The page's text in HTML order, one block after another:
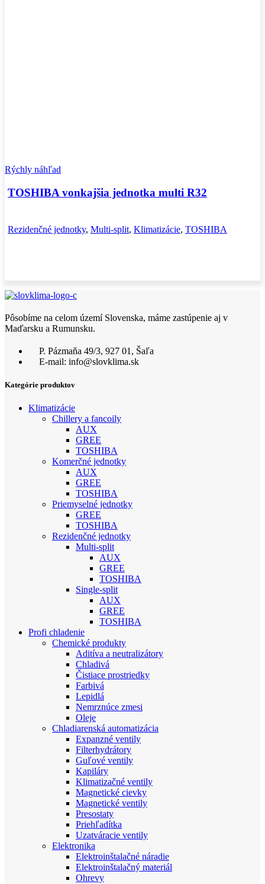
Rýchly náhľad
TOSHIBA vonkajšia jednotka multi R32
Rezidenčné jednotky, Multi-split, Klimatizácie, TOSHIBA
Pôsobíme na celom území Slovenska, máme zastúpenie aj v
Maďarsku a Rumunsku.
P. Pázmaňa 49/3, 927 01, Šaľa
E-mail: info@slovklima.sk
Kategórie produktov
Klimatizácie
Chillery a fancoily
AUX
GREE
TOSHIBA
Komerčné jednotky
AUX
GREE
TOSHIBA
Priemyselné jednotky
GREE
TOSHIBA
Rezidenčné jednotky
Multi-split
AUX
GREE
TOSHIBA
Single-split
AUX
GREE
TOSHIBA
Profi chladenie
Chemické produkty
Aditíva a neutralizátory
Chladivá
Čistiace prostriedky
Farbivá
Lepidlá
Nemrznúce zmesi
Oleje
Chladiarenská automatizácia
Expanzné ventily
Filterhydrátory
Guľové ventily
Kapiláry
Klimatizačné ventily
Magnetické cievky
Magnetické ventily
Presostaty
Priehľadítka
Uzatváracie ventily
Elektronika
Elektroinštalačné náradie
Elektroinštalačný materiál
Ohrevy